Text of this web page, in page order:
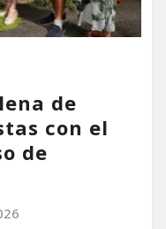
de
con el
de